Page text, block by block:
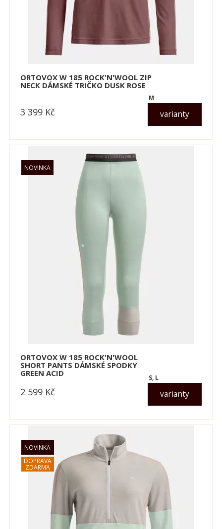
ORTOVOX W 185 ROCK'N'WOOL ZIP
NECK DÁMSKÉ TRIČKO DUSK ROSE
varianty
M
3 399 Kč
ORTOVOX W 185 ROCK'N'WOOL
SHORT PANTS DÁMSKÉ SPODKY
GREEN ACID
varianty
S, L
2 599 Kč